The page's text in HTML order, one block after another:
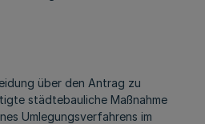
über den Antrag zu
städtebauliche Maßnahme
Umlegungsverfahrens im